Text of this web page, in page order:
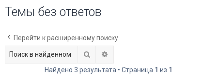
Темы без ответов
Перейти к расширенному поиску
Поиск
Найдено 3 результата • Страница 1 из 1